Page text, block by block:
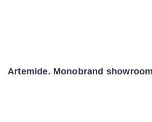
Artemide. Monobrand